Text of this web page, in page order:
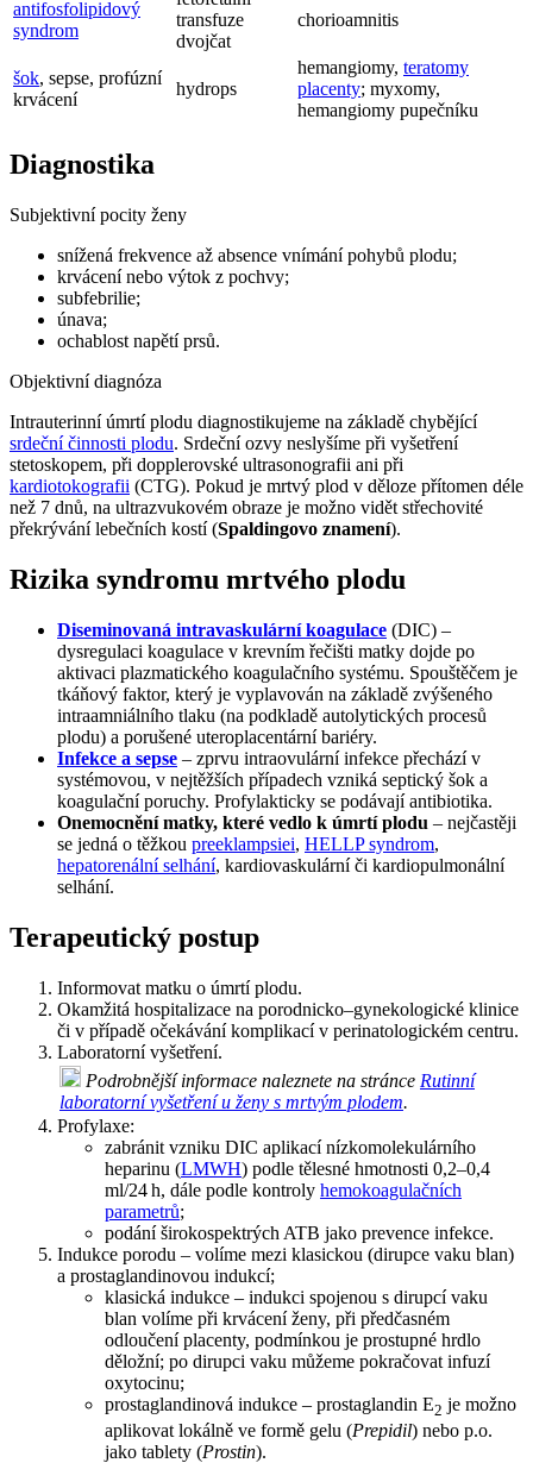
antifosfolipidový
syndrom
transfuze
dvojčat
chorioamnitis
šok, sepse, profúzní
krvácení
hydrops
hemangiomy, teratomy
placenty; myxomy,
hemangiomy pupečníku
Diagnostika
Subjektivní pocity ženy
snížená frekvence až absence vnímání pohybů plodu;
krvácení nebo výtok z pochvy;
subfebrilie;
únava;
ochablost napětí prsů.
Objektivní diagnóza
Intrauterinní úmrtí plodu diagnostikujeme na základě chybějící
srdeční činnosti plodu. Srdeční ozvy neslyšíme při vyšetření
stetoskopem, při dopplerovské ultrasonografii ani při
kardiotokografii (CTG). Pokud je mrtvý plod v děloze přítomen déle
než 7 dnů, na ultrazvukovém obraze je možno vidět střechovité
překrývání lebečních kostí (Spaldingovo znamení).
Rizika syndromu mrtvého plodu
Diseminovaná intravaskulární koagulace (DIC) –
dysregulaci koagulace v krevním řečišti matky dojde po
aktivaci plazmatického koagulačního systému. Spouštěčem je
tkáňový faktor, který je vyplavován na základě zvýšeného
intraamniálního tlaku (na podkladě autolytických procesů
plodu) a porušené uteroplacentární bariéry.
Infekce a sepse – zprvu intraovulární infekce přechází v
systémovou, v nejtěžších případech vzniká septický šok a
koagulační poruchy. Profylakticky se podávají antibiotika.
Onemocnění matky, které vedlo k úmrtí plodu – nejčastěji
se jedná o těžkou preeklampsiei, HELLP syndrom,
hepatorenální selhání, kardiovaskulární či kardiopulmonální
selhání.
Terapeutický postup
Informovat matku o úmrtí plodu.
Okamžitá hospitalizace na porodnicko–gynekologické klinice
či v případě očekávání komplikací v perinatologickém centru.
Laboratorní vyšetření.
Podrobnější informace naleznete na stránce Rutinní
laboratorní vyšetření u ženy s mrtvým plodem.
Profylaxe:
zabránit vzniku DIC aplikací nízkomolekulárního
heparinu (LMWH) podle tělesné hmotnosti 0,2–0,4
ml/24 h, dále podle kontroly hemokoagulačních
parametrů;
podání širokospektrých ATB jako prevence infekce.
Indukce porodu – volíme mezi klasickou (dirupce vaku blan)
a prostaglandinovou indukcí;
klasická indukce – indukci spojenou s dirupcí vaku
blan volíme při krvácení ženy, při předčasném
odloučení placenty, podmínkou je prostupné hrdlo
děložní; po dirupci vaku můžeme pokračovat infuzí
oxytocinu;
prostaglandinová indukce – prostaglandin E2 je možno
aplikovat lokálně ve formě gelu (Prepidil) nebo p.o.
jako tablety (Prostin).